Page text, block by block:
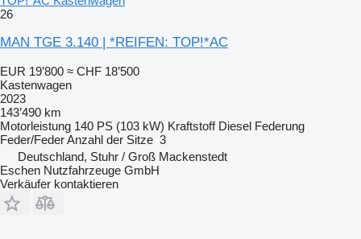
26
MAN TGE 3.140 | *REIFEN: TOP!*AC
EUR 19’800 ≈ CHF 18’500
Kastenwagen
2023
143’490 km
Motorleistung 140 PS (103 kW) Kraftstoff Diesel Federung
Feder/FederAnzahl der Sitze 3
Deutschland, Stuhr / Groß Mackenstedt
Eschen Nutzfahrzeuge GmbH
Verkäufer kontaktieren